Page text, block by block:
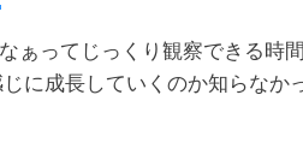
ぁってじっくり観察できる時
に成長していくのか知らなか